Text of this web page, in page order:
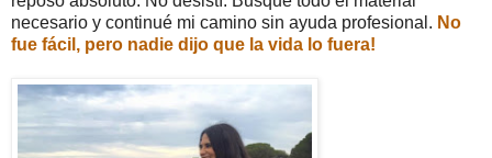
necesario y continué mi camino sin ayuda profesional. No
fue fácil, pero nadie dijo que la vida lo fuera!